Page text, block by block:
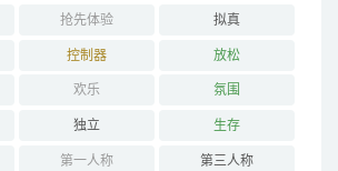
抢先体验 拟真
控制器 放松
欢乐 氛围
独立 生存
第一人称 第三人称